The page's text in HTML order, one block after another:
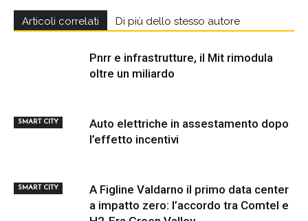
Articoli correlati Di più dello stesso autore
SMART CITY
Pnrr e infrastrutture, il Mit rimodula
oltre un miliardo
SMART CITY
Auto elettriche in assestamento dopo
l’effetto incentivi
A Figline Valdarno il primo data center
a impatto zero: l’accordo tra Comtel e